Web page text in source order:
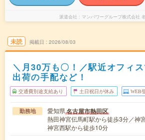
派遣会社 マンパワーグループ株式会社
未読 掲載日 2026/08/03
＼月30万も〇！／駅近オフィ
出荷の手配など！
交通費別途支給あり 土日祝日が休み WEB
勤務地 愛知県名古屋市熱田区
熱田神宮伝馬町駅から徒歩3分／神
神宮西駅から徒歩10分